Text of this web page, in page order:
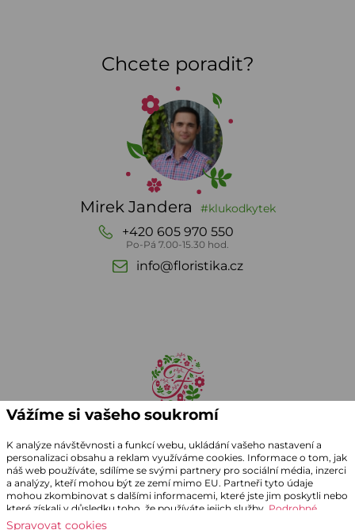
Chcete poradit?
Mirek Jandera #klukodkytek
+420 605 970 550
Po-Pá 7.00-15.30 hod.
info@floristika.cz
Vážíme si vašeho soukromí
K analýze návštěvnosti a funkcí webu, ukládání vašeho nastavení a
personalizaci obsahu a reklam využíváme cookies. Informace o tom, jak
náš web používáte, sdílíme se svými partnery pro sociální média, inzerci
a analýzy, kteří mohou být ze zemí mimo EU. Partneři tyto údaje
mohou zkombinovat s dalšími informacemi, které jste jim poskytli nebo
které získali v důsledku toho, že používáte jejich služby. Podrobné
informace
Spravovat cookies